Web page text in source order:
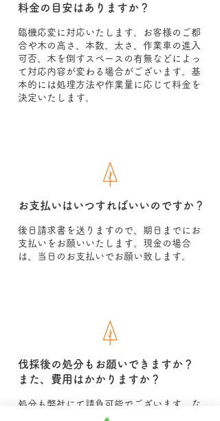
料金の目安はありますか？
臨機応変に対応いたします。お客様のご都
合や木の高さ、本数、太さ、作業車の進入
可否、木を倒すスペースの有無などによっ
て対応内容が変わる場合がございます。基
本的には処理方法や作業量に応じて料金を
決定いたします。
お支払いはいつすればいいのですか？
後日請求書を送りますので、期日までにお
支払いをお願いいたします。現金の場合
は、当日のお支払いでお願い致します。
伐採後の処分もお願いできますか？
また、費用はかかりますか？
処分も弊社にて請負可能でございます。な
お、処分費用は発生いたします。見積り時